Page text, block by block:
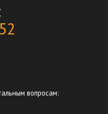
вопросам: